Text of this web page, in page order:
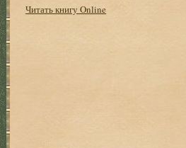
Читать книгу Online